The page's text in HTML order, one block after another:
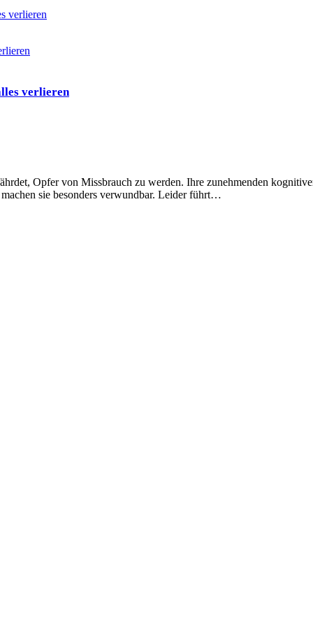
verlieren
verlieren
Opfer von Missbrauch zu werden. Ihre zunehmenden
sie besonders verwundbar. Leider führt…